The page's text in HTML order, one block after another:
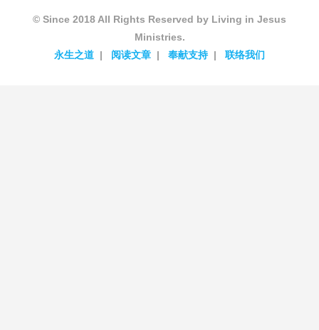
© Since 2018 All Rights Reserved by Living in Jesus
Ministries.
永生之道
阅读文章 奉献支持 联络我们